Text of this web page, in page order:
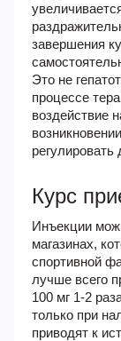
завершения
Это не
процессе
воздействие
регулировать
Курс
Инъекции
магазинах,
спортивной
лучше всего
100 мг 1-2
только при
приводят к